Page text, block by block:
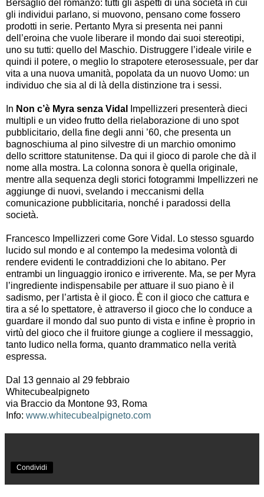
Bersaglio del romanzo: tutti gli aspetti di una società in cui
gli individui parlano, si muovono, pensano come fossero
prodotti in serie. Pertanto Myra si presenta nei panni
dell’eroina che vuole liberare il mondo dai suoi stereotipi,
uno su tutti: quello del Maschio. Distruggere l’ideale virile e
quindi il potere, o meglio lo strapotere eterosessuale, per dar
vita a una nuova umanità, popolata da un nuovo Uomo: un
individuo che sia al di là della distinzione tra i sessi.
In Non c’è Myra senza Vidal
Impellizzeri presenterà dieci
multipli e un video frutto della rielaborazione di uno spot
pubblicitario, della fine degli anni ’60, che presenta un
bagnoschiuma al pino silvestre di un marchio omonimo
dello scrittore statunitense. Da qui il gioco di parole che dà il
nome alla mostra. La colonna sonora è quella originale,
mentre alla sequenza degli storici fotogrammi Impellizzeri ne
aggiunge di nuovi, svelando i meccanismi della
comunicazione pubblicitaria, nonché i paradossi della
società.
Francesco Impellizzeri come Gore Vidal. Lo stesso sguardo
lucido sul mondo e al contempo la medesima volontà di
rendere evidenti le contraddizioni che lo abitano. Per
entrambi un linguaggio ironico e irriverente. Ma, se per Myra
l’ingrediente indispensabile per attuare il suo piano è il
sadismo, per l’artista è il gioco. È con il gioco che cattura e
tira a sé lo spettatore, è attraverso il gioco che lo conduce a
guardare il mondo dal suo punto di vista e infine è proprio in
virtù del gioco che il fruitore giunge a cogliere il messaggio,
tanto ludico nella forma, quanto drammatico nella verità
espressa.
Dal 13 gennaio al 29 febbraio
Whitecubealpigneto
via Braccio da Montone 93, Roma
Info: www.whitecubealpigneto.com
Condividi